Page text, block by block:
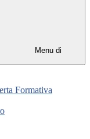
Menu di
Formativa